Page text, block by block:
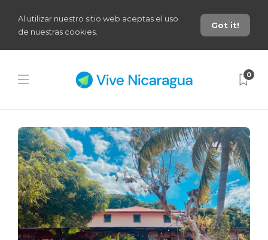
Al utilizar nuestro sitio web aceptas el uso
de nuestras cookies.
Got it!
0